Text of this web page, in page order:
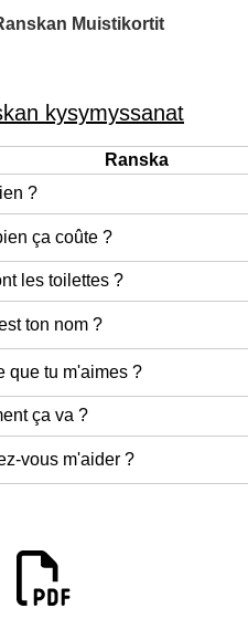
Muistikortit
kysymyssanat
Ranska
?
ça coûte ?
les toilettes ?
ton nom ?
que tu m'aimes ?
ça va ?
vous m'aider ?